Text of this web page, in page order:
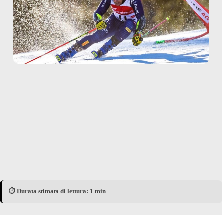
⏱️ Durata stimata di lettura: 1 min